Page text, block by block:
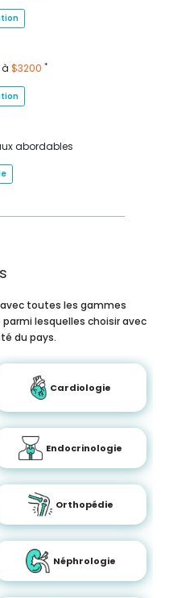
$3200 *
abordables
toutes les gammes
lesquelles choisir avec
du pays.
Cardiologie
Endocrinologie
Orthopédie
Néphrologie